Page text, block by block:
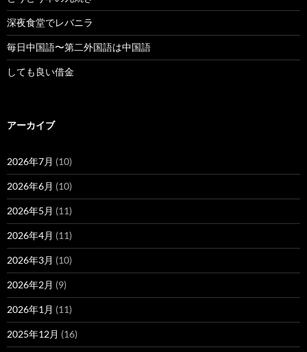
深夜食堂でレバニラ
毎日中国語〜第二外国語は中国語
しても良い借金
アーカイブ
2026年7月 (10)
2026年6月 (10)
2026年5月 (11)
2026年4月 (11)
2026年3月 (10)
2026年2月 (9)
2026年1月 (11)
2025年12月 (16)